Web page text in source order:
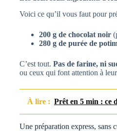
Voici ce qu’il vous faut pour
200 g de chocolat noir
280 g de purée de
C’est tout. Pas de farine, ni
ou ceux qui font attention à
À lire : Prêt en 5 min : ce
Une préparation express, sans